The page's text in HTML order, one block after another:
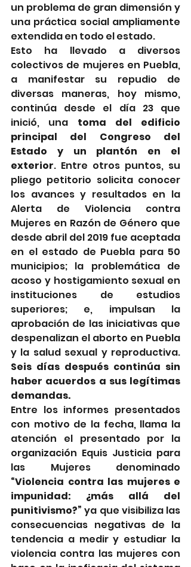
un problema de gran dimensión y
una práctica social ampliamente
extendida en todo el estado.
Esto ha llevado a diversos
colectivos de mujeres en Puebla,
a manifestar su repudio de
diversas maneras, hoy mismo,
continúa desde el día 23 que
inició, una toma del edificio
principal del Congreso del
Estado y un plantón en el
exterior. Entre otros puntos, su
pliego petitorio solicita conocer
los avances y resultados en la
Alerta de Violencia contra
Mujeres en Razón de Género que
desde abril del 2019 fue aceptada
en el estado de Puebla para 50
municipios; la problemática de
acoso y hostigamiento sexual en
instituciones de estudios
superiores; e, impulsan la
aprobación de las iniciativas que
despenalizan el aborto en Puebla
Seis días después continúa sin
haber acuerdos a sus legítimas
demandas.
Entre los informes presentados
con motivo de la fecha, llama la
atención el presentado por la
organización Equis Justicia para
“Violencia contra las mujeres e
impunidad: ¿más allá del
punitivismo?” ya que visibiliza las
consecuencias negativas de la
tendencia a medir y estudiar la
violencia contra las mujeres con